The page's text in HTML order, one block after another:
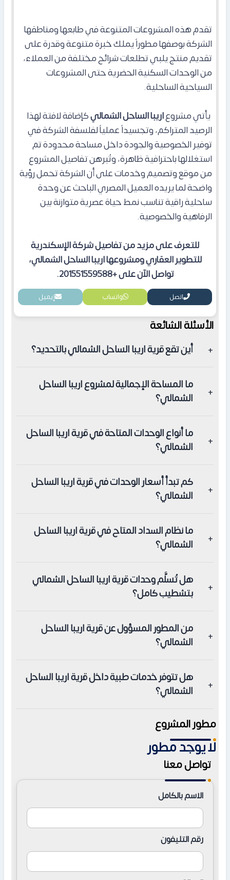
تقدم هذه المشروعات المتنوعة في طابعها ومناطقها
الشركة بوصفها مطوراً يملك خبرة متنوعة وقدرة على
تقديم منتج يلبي تطلعات شرائح مختلفة من العملاء،
من الوحدات السكنية الحضرية حتى المشروعات
السياحية الساحلية.
يأتي مشروعاريبا الساحل الشماليكإضافة لافتة لهذا
الرصيد المتراكم، وتجسيداً عملياً لفلسفة الشركة في
توفير الخصوصية والجودة داخل مساحة محدودة تم
استغلالها باحترافية ظاهرة، وتُبرهن تفاصيل المشروع
من موقع وتصميم وخدمات على أن الشركة تحمل رؤية
واضحة لما يريده العميل المصري الباحث عن وحدة
ساحلية راقية تناسب نمط حياة عصرية متوازنة بين
الرفاهية والخصوصية.
للتعرف على مزيد من تفاصيل شركة الإسكندرية
للتطوير العقاري ومشروعها اريبا الساحل الشمالي،
تواصل الآن على +201551559588.
اتصل واتساب إيميل
الأسئلة الشائعة
أين تقع قرية اريبا الساحل الشمالي بالتحديد؟
الإسكندرية مطروح، بإطلالة مباشرة على البحر الأبيض
المتوسط، وعلى مقربة من مدينة العلمين الجديدة ومطارها
ما المساحة الإجمالية لمشروع اريبا الساحل
الشمالي؟
فداناً.
ما أنواع الوحدات المتاحة في قرية اريبا الساحل
الشمالي؟
توفر قرية اريبا الساحل الشمالي وحدات متنوعة تشمل
الشاليهات، والتاون هاوس، والتوين هاوس، و الفيلات المنفصلة،
بمساحات تبدأ من 84 متراً مربعاً وتصل إلى 195 متراً فأكثر.
كم تبدأ أسعار الوحدات في قرية اريبا الساحل
الشمالي؟
3,000,000 جنيه مصري، وتبدأ أسعار الشاليهات من 4,000,000
جنيه مصري، وتتفاوت الأسعار حسب المساحة والموقع
ما نظام السداد المتاح في قرية اريبا الساحل
الشمالي؟
يبدأ نظام السداد في قرية اريبا الساحل الشمالي بدفعة مقدم
تبلغ 10% من قيمة الوحدة، ويُسدَّد المبلغ المتبقي على أقساط
مريحة تمتد حتى 6 سنوات كاملة.
هل تُسلَّم وحدات قرية اريبا الساحل الشمالي
بتشطيب كامل؟
كامل جاهز للسكن و الاستخدام الفوري دون الحاجة لأي تكاليف
إضافية بعد الاستلام.
من المطور المسؤول عن قرية اريبا الساحل
الشمالي؟
والتطوير العقاري، المؤسسة عام 2017، وصاحبة مشروعات سابقة
تشمل راقية و جراند فيو و أبراج النزهة تاورز في الإسكندرية.
هل تتوفر خدمات طبية داخل قرية اريبا الساحل
الشمالي؟
تضم قرية اريبا الساحل الشمالي عيادات طبية متعددة
التخصصات، وتتيح للسكان تلقّي الرعاية الصحية اللازمة أو
التعامل مع أي حالة طارئة داخل نطاق القرية دون الحاجة
للخروج.
مطور المشروع
لا يوجد مطور
تواصل معنا
الاسم بالكامل
رقم التليفون